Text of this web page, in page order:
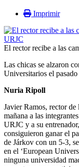
Imprimir
El rector recibe a las
Las chicas se alzaron
Universitarios el
Nuria Ripoll
Javier Ramos, rector
mañana a las
URJC y a su
consiguieron ganar el
de Járkov con un 5-3,
en el ‘European
ninguna universidad